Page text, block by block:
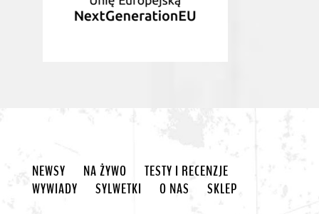
NEWSY NA ŻYWO
TESTY I RECENZJE
WYWIADY
SYLWETKI O NAS SKLEP